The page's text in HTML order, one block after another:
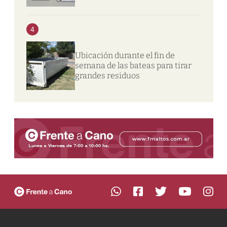
4
Ubicación durante el fin de
semana de las bateas para tirar
grandes residuos